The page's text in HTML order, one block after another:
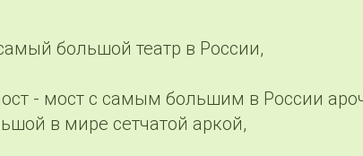
большой театр в России,
- мост с самым большим в России
в мире сетчатой аркой,